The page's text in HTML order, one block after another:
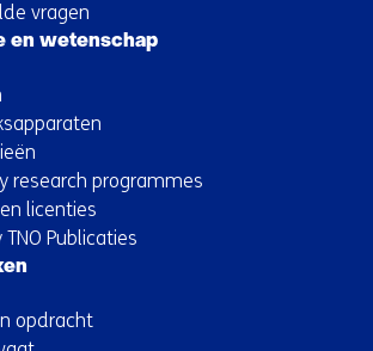
vragen
en wetenschap
research programmes
licenties
TNO Publicaties
opdracht